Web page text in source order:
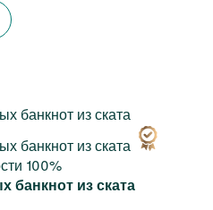
100%
банкнот из ската